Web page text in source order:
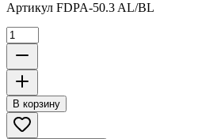
Артикул FDPA-50.3 AL/BL
В корзину